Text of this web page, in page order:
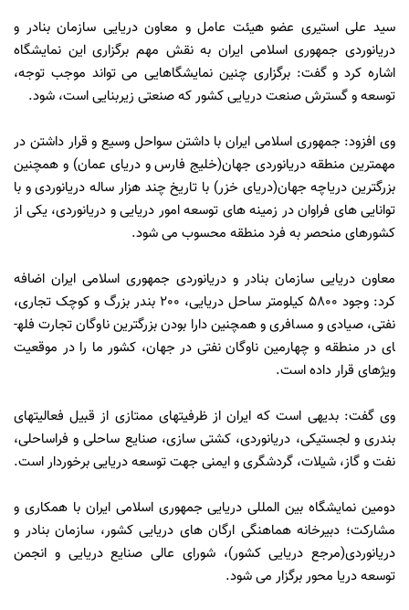
سید علی استیری عضو هیئت عامل و معاون دریایی سازمان بنادر و
دریانوردی جمهوری اسلامی ایران به نقش مهم برگزاری این نمایشگاه
اشاره کرد و گفت: برگزاری چنین نمایشگاهایی می تواند موجب توجه،
توسعه و گسترش صنعت دریایی کشور که صنعتی زیربنایی است، شود.
وی افزود: جمهوری اسلامی ایران با داشتن سواحل وسیع و قرار داشتن در
مهمترین منطقه دریانوردی جهان(خلیج فارس و دریای عمان) و همچنین
بزرگترین دریاچه جهان(دریای خزر) با تاریخ چند هزار ساله دریانوردی و با
توانایی های فراوان در زمینه های توسعه امور دریایی و دریانوردی، یکی از
کشورهای منحصر به فرد منطقه محسوب می شود.
معاون دریایی سازمان بنادر و دریانوردی جمهوری اسلامی ایران اضافه
کرد: وجود 5800 کیلومتر ساحل دریایی، 200 بندر بزرگ و کوچک تجاری،
نفتی، صیادی و مسافری و همچنین دارا بودن بزرگترین ناوگان تجارت فله­
ای در منطقه و چهارمین ناوگان نفتی در جهان، کشور ما را در موقعیت
ویژه­ای قرار داده است.
وی گفت: بدیهی است که ایران از ظرفیتهای ممتازی از قبیل فعالیتهای
بندری و لجستیکی، دریانوردی، کشتی سازی، صنایع ساحلی و فراساحلی،
نفت و گاز، شیلات، گردشگری و ایمنی جهت توسعه دریایی برخوردار است.
دومین نمایشگاه بین المللی دریایی جمهوری اسلامی ایران با همکاری و
مشارکت؛ دبیرخانه هماهنگی ارگان های دریایی کشور، سازمان بنادر و
دریانوردی(مرجع دریایی کشور)، شورای عالی صنایع دریایی و انجمن
توسعه دریا محور برگزار می شود.